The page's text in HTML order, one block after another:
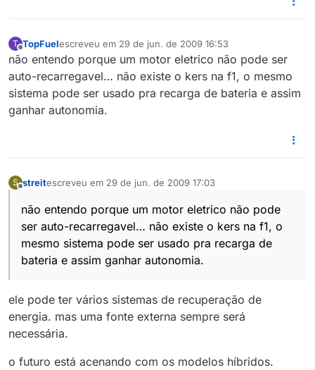
T
Offline
TopFuelescreveu em 29 de jun. de 2009 16:53
última edição por
não entendo porque um motor eletrico não pode ser
auto-recarregavel… não existe o kers na f1, o mesmo
sistema pode ser usado pra recarga de bateria e assim
ganhar autonomia.
S streitescreveu em 29 de jun. de 2009 17:03
última edição por
não entendo porque um motor eletrico não pode
ser auto-recarregavel… não existe o kers na f1, o
mesmo sistema pode ser usado pra recarga de
bateria e assim ganhar autonomia.
ele pode ter vários sistemas de recuperação de
energia. mas uma fonte externa sempre será
necessária.
o futuro está acenando com os modelos híbridos.